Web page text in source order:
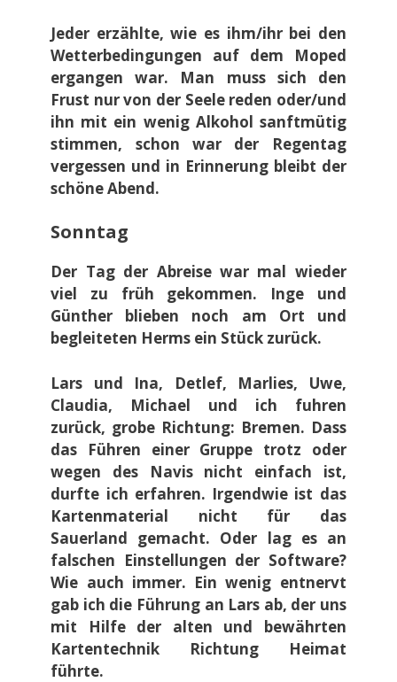
Jeder erzählte, wie es ihm/ihr bei den
Wetterbedingungen auf dem Moped
ergangen war. Man muss sich den
Frust nur von der Seele reden oder/und
ihn mit ein wenig Alkohol sanftmütig
stimmen, schon war der Regentag
vergessen und in Erinnerung bleibt der
schöne Abend.
Sonntag
Der Tag der Abreise war mal wieder
viel zu früh gekommen. Inge und
Günther blieben noch am Ort und
begleiteten Herms ein Stück zurück.
Lars und Ina, Detlef, Marlies, Uwe,
Claudia, Michael und ich fuhren
zurück, grobe Richtung: Bremen. Dass
das Führen einer Gruppe trotz oder
wegen des Navis nicht einfach ist,
durfte ich erfahren. Irgendwie ist das
Kartenmaterial nicht für das
Sauerland gemacht. Oder lag es an
falschen Einstellungen der Software?
Wie auch immer. Ein wenig entnervt
gab ich die Führung an Lars ab, der uns
mit Hilfe der alten und bewährten
Kartentechnik Richtung Heimat
führte.